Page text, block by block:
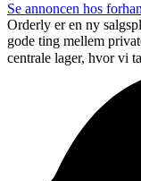
Se annoncen hos
Orderly er en ny
gode ting mellem
centrale lager, hvor vi